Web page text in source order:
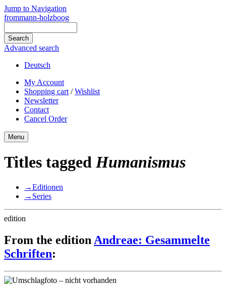
Jump to Navigation
frommann-holzboog
Advanced search
Deutsch
My Account
Shopping cart /Wishlist
Newsletter
Contact
Cancel Order
Menu
Titles taggedHumanismus
→Editionen
→ Series
edition
From the edition Andreae: Gesammelte
Schriften: